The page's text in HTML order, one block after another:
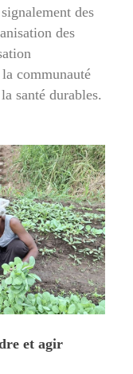
des
des
communauté
santé durables.
et agir